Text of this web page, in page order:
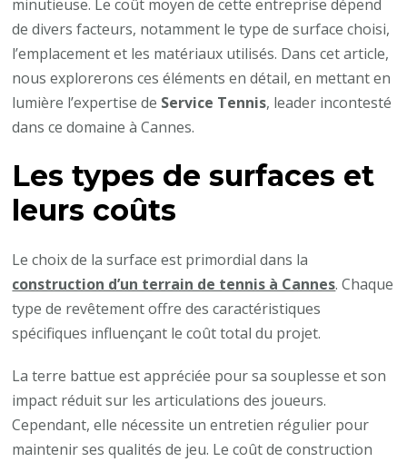
Cannes
?
minutieuse. Le coût moyen de cette entreprise dépend
de divers facteurs, notamment le type de surface choisi,
l’emplacement et les matériaux utilisés. Dans cet article,
nous explorerons ces éléments en détail, en mettant en
lumière l’expertise de Service Tennis, leader incontesté
dans ce domaine à Cannes.
Les types de surfaces et
leurs coûts
Le choix de la surface est primordial dans la
construction d’un terrain de tennis à Cannes. Chaque
type de revêtement offre des caractéristiques
spécifiques influençant le coût total du projet.​
La terre battue est appréciée pour sa souplesse et son
impact réduit sur les articulations des joueurs.
Cependant, elle nécessite un entretien régulier pour
maintenir ses qualités de jeu. Le coût de construction